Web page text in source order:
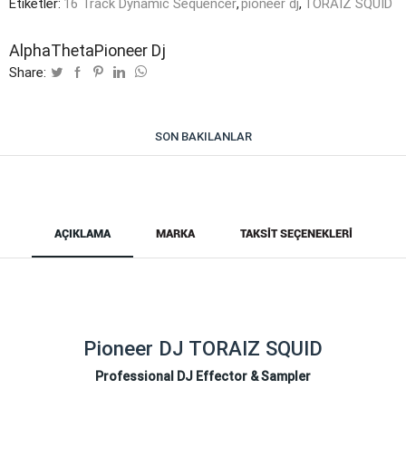
Etiketler: 16 Track Dynamic Sequencer,pioneer dj, TORAIZ SQUID
AlphaThetaPioneer Dj
Share:
SON BAKILANLAR
AÇIKLAMA MARKA TAKSIT SEÇENEKLERI
Pioneer DJ TORAIZ SQUID
Professional DJ Effector & Sampler